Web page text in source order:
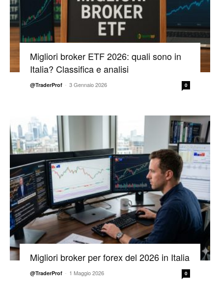
Migliori broker ETF 2026: quali sono in
Italia? Classifica e analisi
@TraderProf - 3 Gennaio 2026 0
Migliori broker per forex del 2026 in Italia
@TraderProf - 1 Maggio 2026 0